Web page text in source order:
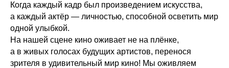
Когда каждый кадр был произведением искусства,
а каждый актёр — личностью, способной осветить мир
одной улыбкой.
На нашей сцене кино оживает не на плёнке,
а в живых голосах будущих артистов, перенося
зрителя в удивительный мир кино! Мы оживляем